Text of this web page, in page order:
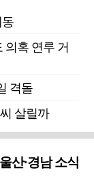
의혹 연루 거
격돌
살릴까
울산·경남 소식